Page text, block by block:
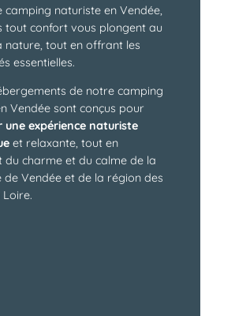
camping naturiste en Vendée,
tout confort vous plongent au
tout en offrant les
essentielles.
de notre camping
Vendée sont conçus pour
expérience naturiste
et relaxante, tout en
du charme et du calme de la
de Vendée et de la région des